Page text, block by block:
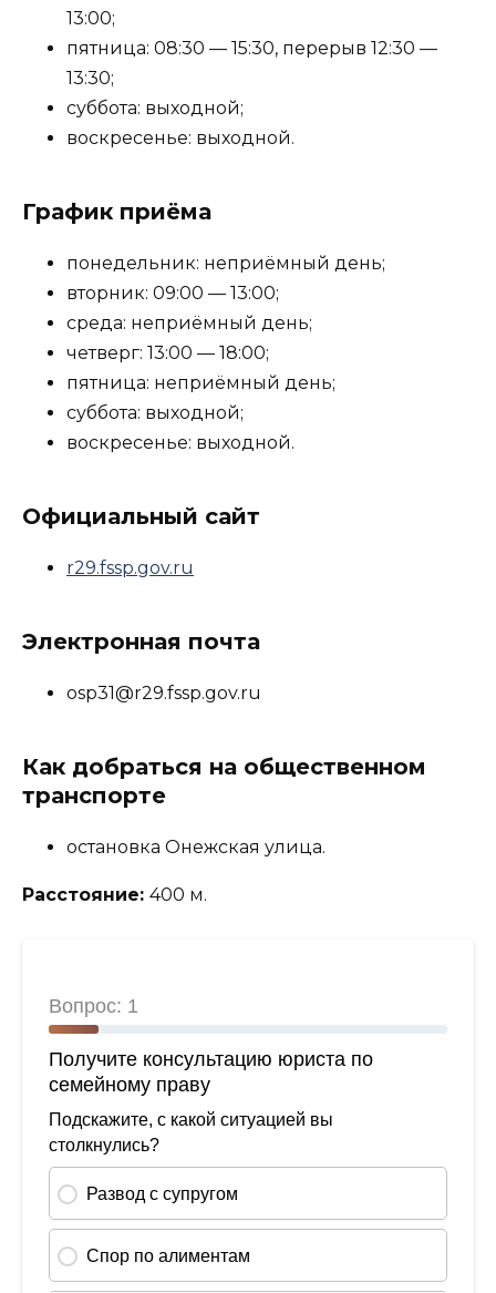
13:00;
пятница: 08:30 — 15:30, перерыв 12:30 —
13:30;
суббота: выходной;
воскресенье: выходной.
График приёма
понедельник: неприёмный день;
вторник: 09:00 — 13:00;
среда: неприёмный день;
четверг: 13:00 — 18:00;
пятница: неприёмный день;
суббота: выходной;
воскресенье: выходной.
Официальный сайт
r29.fssp.gov.ru
Электронная почта
osp31@r29.fssp.gov.ru
Как добраться на общественном
транспорте
остановка Онежская улица.
Расстояние: 400 м.